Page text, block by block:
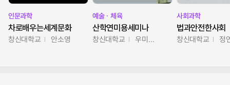
인문과학
차로배우는세계문화
창신대학교 안소영
예술ㆍ체육
산학연미용세미나
창신대학교 우미옥,오윤경,박선이
사회과학
법과안전한사회
창신대학교 정